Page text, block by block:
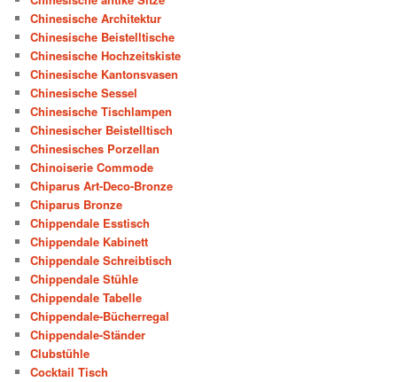
Chinesische Architektur
Chinesische Beistelltische
Chinesische Hochzeitskiste
Chinesische Kantonsvasen
Chinesische Sessel
Chinesische Tischlampen
Chinesischer Beistelltisch
Chinesisches Porzellan
Chinoiserie Commode
Chiparus Art-Deco-Bronze
Chiparus Bronze
Chippendale Esstisch
Chippendale Kabinett
Chippendale Schreibtisch
Chippendale Stühle
Chippendale Tabelle
Chippendale-Bücherregal
Chippendale-Ständer
Clubstühle
Cocktail Tisch